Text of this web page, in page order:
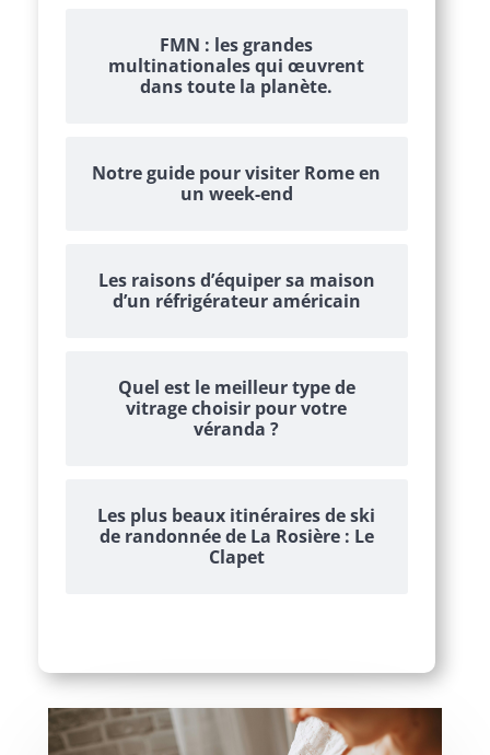
FMN : les grandes
multinationales qui œuvrent
dans toute la planète.
Notre guide pour visiter Rome en
un week-end
Les raisons d’équiper sa maison
d’un réfrigérateur américain
Quel est le meilleur type de
vitrage choisir pour votre
véranda ?
Les plus beaux itinéraires de ski
de randonnée de La Rosière : Le
Clapet